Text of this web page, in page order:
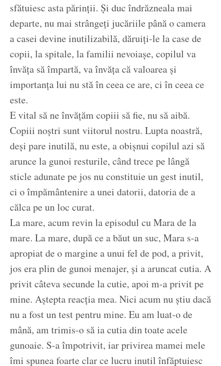
sfătuiesc asta părinții. Și duc îndrăzneala mai
departe, nu mai strângeți jucăriile până o camera
a casei devine inutilizabilă, dăruiți-le la case de
copii, la spitale, la familii nevoiașe, copilul va
învăța să împartă, va învăța că valoarea și
importanța lui nu stă în ceea ce are, ci în ceea ce
este.
E vital să ne învățăm copiii să fie, nu să aibă.
Copiii noștri sunt viitorul nostru. Lupta noastră,
deși pare inutilă, nu este, a obișnui copilul azi să
arunce la gunoi resturile, când trece pe lângă
sticle adunate pe jos nu constituie un gest inutil,
ci o împământenire a unei datorii, datoria de a
călca pe un loc curat.
La mare, acum revin la episodul cu Mara de la
mare. La mare, după ce a băut un suc, Mara s-a
apropiat de o margine a unui fel de pod, a privit,
jos era plin de gunoi menajer, și a aruncat cutia. A
privit câteva secunde la cutie, apoi m-a privit pe
mine. Aștepta reacția mea. Nici acum nu știu dacă
nu a fost un test pentru mine. Eu am luat-o de
mână, am trimis-o să ia cutia din toate acele
gunoaie. S-a împotrivit, iar privirea mamei mele
îmi spunea foarte clar ce lucru inutil înfăptuiesc